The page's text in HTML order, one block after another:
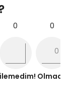
0 0
Olmadı!